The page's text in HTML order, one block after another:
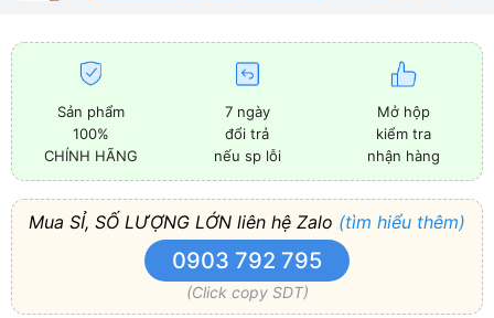
Sản phẩm
100%
CHÍNH HÃNG
7 ngày
đổi trả
nếu sp lỗi
Mở hộp
kiểm tra
nhận hàng
Mua SỈ, SỐ LƯỢNG LỚN liên hệ Zalo (tìm hiểu thêm)
0903 792 795
(Click copy SDT)